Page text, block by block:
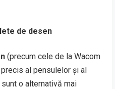
de desen
(precum cele de la Wacom
al pensulelor și al
o alternativă mai